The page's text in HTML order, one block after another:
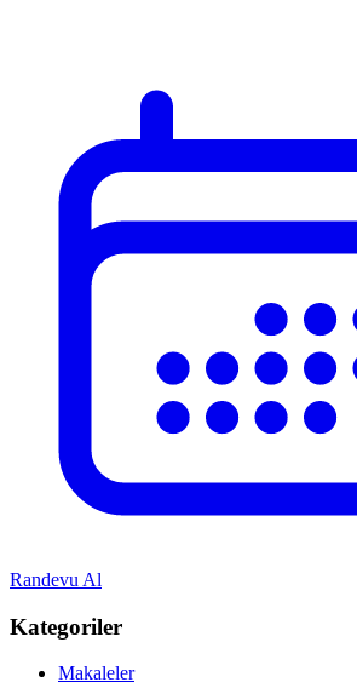
Randevu Al
Kategoriler
Makaleler